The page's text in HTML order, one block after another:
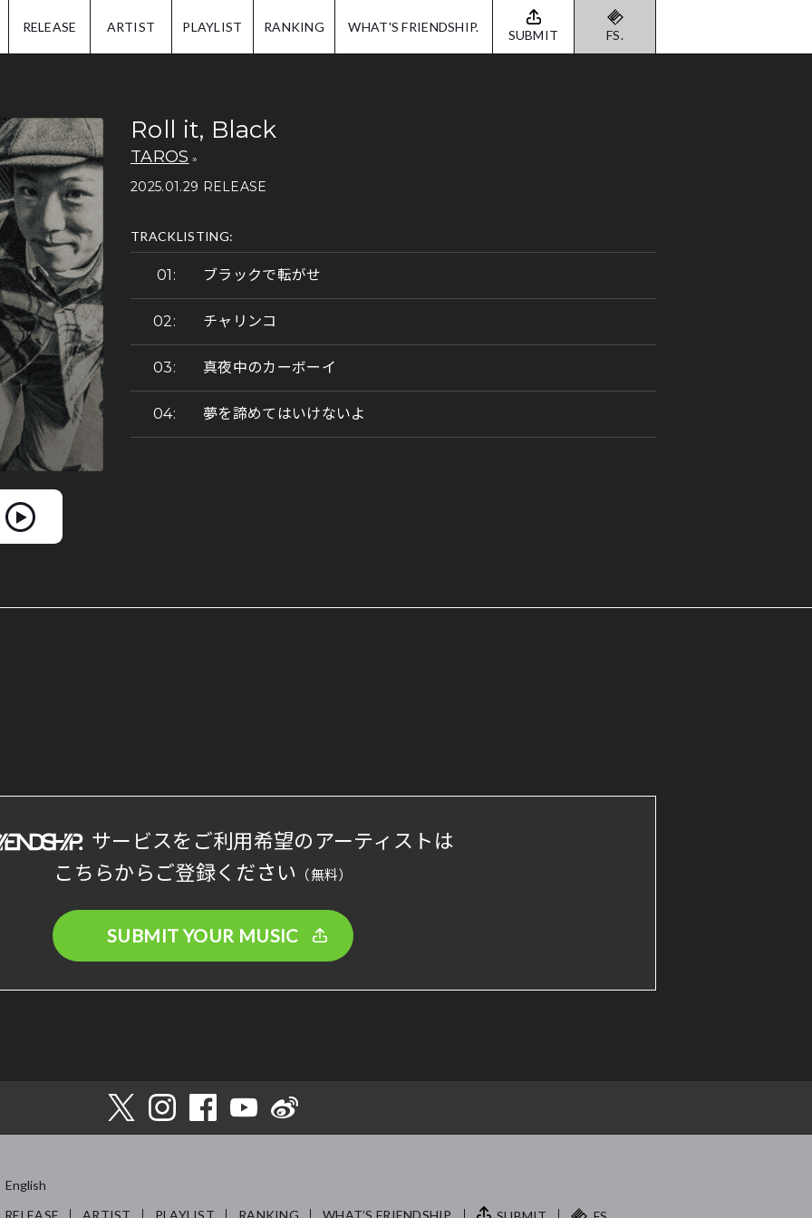
RELEASE ARTIST PLAYLIST RANKING WHAT'S FRIENDSHIP. SUBMIT FS.
Roll it, Black
TAROS
2025.01.29 RELEASE
TRACKLISTING:
ブラックで転がせ
チャリンコ
真夜中のカーボーイ
夢を諦めてはいけないよ
サービスをご利用希望のアーティストは
こちらからご登録ください （無料）
SUBMIT YOUR MUSIC
English
RELEASE ARTIST PLAYLIST RANKING WHAT’S FRIENDSHIP.